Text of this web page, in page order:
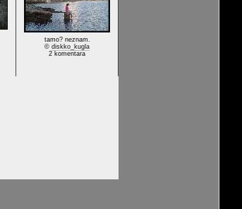
tamo? neznam.
©diskko_kugla
2 komentara